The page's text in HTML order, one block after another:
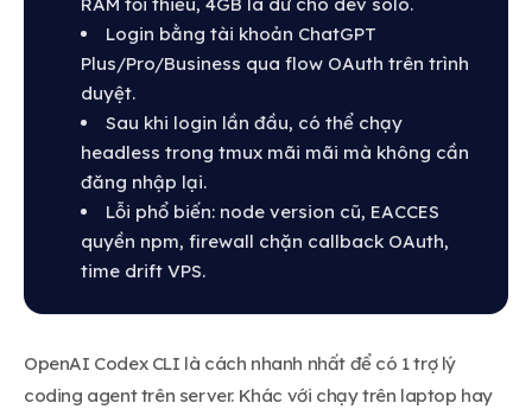
Login bằng tài khoản ChatGPT
Plus/Pro/Business qua flow OAuth trên trình
duyệt.
Sau khi login lần đầu, có thể chạy
headless trong tmux mãi mãi mà không cần
đăng nhập lại.
Lỗi phổ biến: node version cũ, EACCES
quyền npm, firewall chặn callback OAuth,
time drift VPS.
OpenAI Codex CLI là cách nhanh nhất để có 1 trợ lý
coding agent trên server. Khác với chạy trên laptop hay